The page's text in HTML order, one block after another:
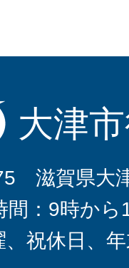
大津
滋賀県大
間：9時から
、祝休日、